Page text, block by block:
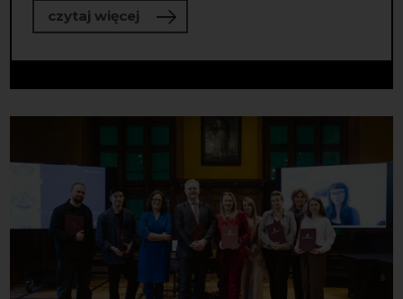
czytaj więcejo Wiemy, w czyje ręce trafiła